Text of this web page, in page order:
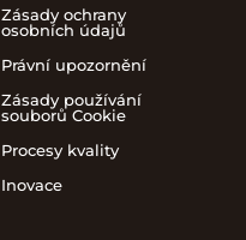
Zásady ochrany
osobních údajů
Právní upozornění
Zásady používání
souborů Cookie
Procesy kvality
Inovace